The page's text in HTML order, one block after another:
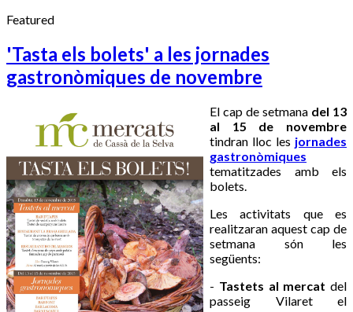
Featured
'Tasta els bolets' a les jornades
gastronòmiques de novembre
El cap de setmana del 13
al 15 de novembre
tindran lloc les jornades
gastronòmiques
tematitzades amb els
bolets.
Les activitats que es
realitzaran aquest cap de
setmana són les
següents:
- Tastets al mercat del
passeig Vilaret el